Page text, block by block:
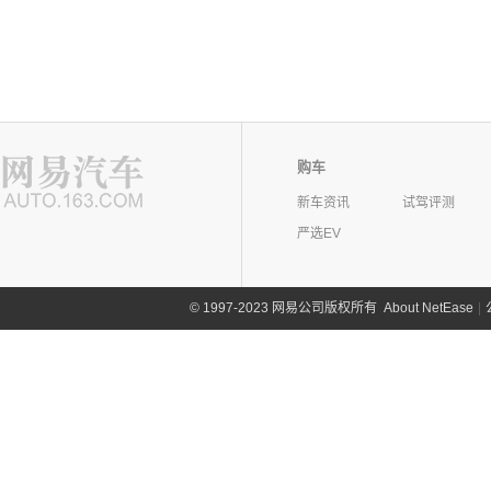
购车
新车资讯
试驾评测
严选EV
©1997-2023 网易公司版权所有 About NetEase